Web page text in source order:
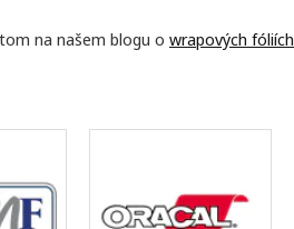
na našem blogu o wrapových fóliích